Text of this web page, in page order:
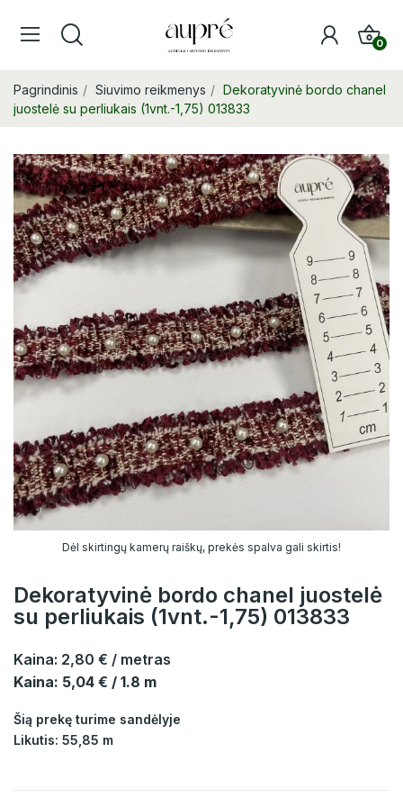
0
Pagrindinis Siuvimo reikmenys
Dekoratyvinė bordo chanel
juostelė su perliukais (1vnt.-1,75) 013833
Dėl skirtingų kamerų raiškų, prekės spalva gali skirtis!
Dekoratyvinė bordo chanel juostelė
su perliukais (1vnt.-1,75) 013833
Kaina: 2,80 € / metras
Kaina: 5,04 € / 1.8 m
Šią prekę turime sandėlyje
Likutis: 55,85 m